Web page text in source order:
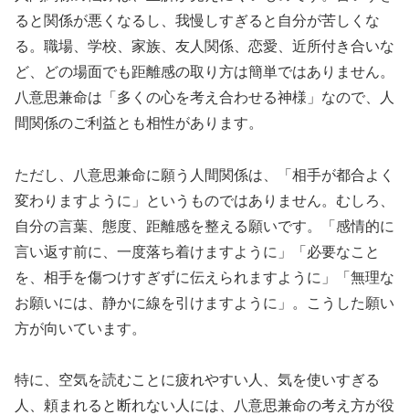
ると関係が悪くなるし、我慢しすぎると自分が苦しくな
る。職場、学校、家族、友人関係、恋愛、近所付き合いな
ど、どの場面でも距離感の取り方は簡単ではありません。
八意思兼命は「多くの心を考え合わせる神様」なので、人
間関係のご利益とも相性があります。
ただし、八意思兼命に願う人間関係は、「相手が都合よく
変わりますように」というものではありません。むしろ、
自分の言葉、態度、距離感を整える願いです。「感情的に
言い返す前に、一度落ち着けますように」「必要なこと
を、相手を傷つけすぎずに伝えられますように」「無理な
お願いには、静かに線を引けますように」。こうした願い
方が向いています。
特に、空気を読むことに疲れやすい人、気を使いすぎる
人、頼まれると断れない人には、八意思兼命の考え方が役